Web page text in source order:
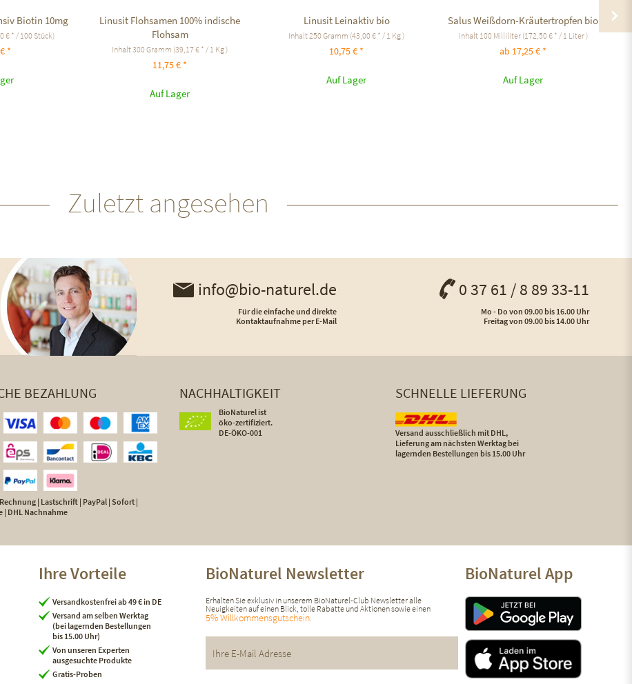
Biotin 10mg
€ * / 100 Stück)
*
Linusit Flohsamen 100% indische
Flohsam
Inhalt300 Gramm (39,17 € * / 1 Kg )
11,75 € *
Auf Lager
Linusit Leinaktiv bio
Inhalt250 Gramm (43,00 € * / 1 Kg )
10,75 € *
Auf Lager
Salus Weißdorn-Kräutertropfen bio
Inhalt 100 Milliliter (172,50 € * / 1 Liter )
ab 17,25 € *
Auf Lager
Zuletzt angesehen
info@bio-naturel.de
Für die einfache und direkte
Kontaktaufnahme per E-Mail
0 37 61 / 8 89 33-11
Mo - Do von 09.00 bis 16.00 Uhr
Freitag von 09.00 bis 14.00 Uhr
BEZAHLUNG
| Lastschrift | PayPal | Sofort |
| DHL Nachnahme
NACHHALTIGKEIT
BioNaturel ist
öko-zertifiziert.
DE-ÖKO-001
SCHNELLE LIEFERUNG
Versand ausschließlich mit DHL,
Lieferung am nächsten Werktag bei
lagernden Bestellungen bis 15.00 Uhr
Ihre Vorteile
Versandkostenfrei ab 49 € in DE
Versand am selben Werktag
(bei lagernden Bestellungen
bis 15.00 Uhr)
Von unseren Experten
ausgesuchte Produkte
Gratis-Proben
BioNaturel Newsletter
Erhalten Sie exklusiv in unserem BioNaturel-Club Newsletter alle
Neuigkeiten auf einen Blick, tolle Rabatte und Aktionen sowie einen
5% Willkommensgutschein.
BioNaturel App